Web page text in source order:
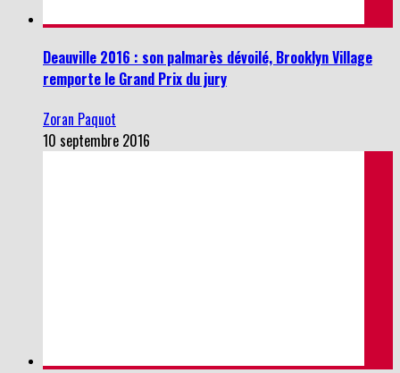
Deauville 2016 : son palmarès dévoilé, Brooklyn Village
remporte le Grand Prix du jury
Zoran Paquot
10 septembre 2016